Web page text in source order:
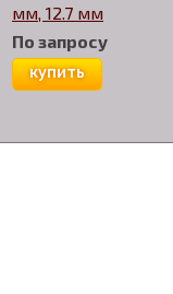
мм, 12.7 мм
По запросу
купить